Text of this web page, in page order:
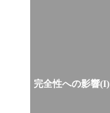
完全性への影響(I)